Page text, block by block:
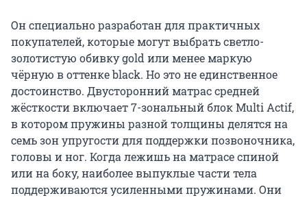
Он специально разработан для практичных
покупателей, которые могут выбрать светло-
золотистую обивку gold или менее маркую
чёрную в оттенке black. Но это не единственное
достоинство. Двусторонний матрас средней
жёсткости включает 7-зональный блок Multi Actif,
в котором пружины разной толщины делятся на
семь зон упругости для поддержки позвоночника,
головы и ног. Когда лежишь на матрасе спиной
или на боку, наиболее выпуклые части тела
поддерживаются усиленными пружинами. Они